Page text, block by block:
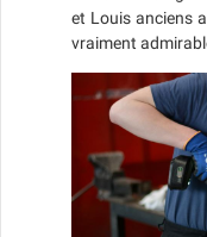
et Louis anciens
vraiment